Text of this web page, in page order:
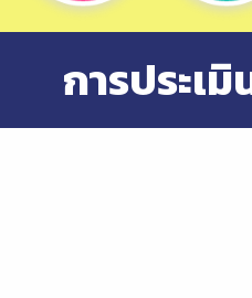
การประเ